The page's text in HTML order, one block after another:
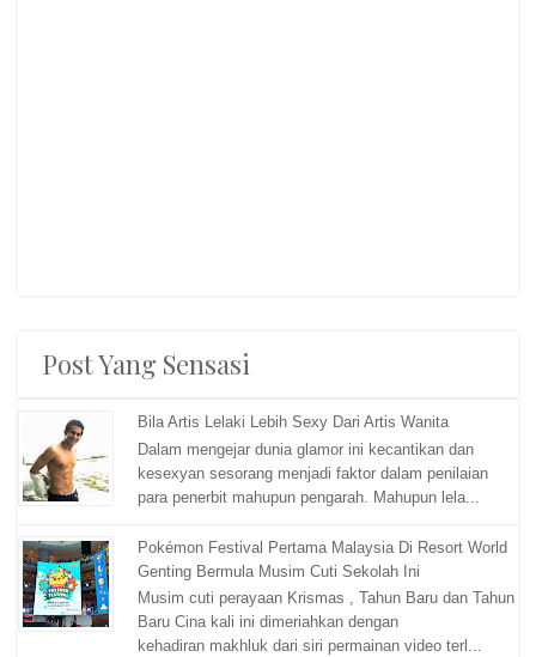
Post Yang Sensasi
Bila Artis Lelaki Lebih Sexy Dari Artis Wanita
Dalam mengejar dunia glamor ini kecantikan dan
kesexyan sesorang menjadi faktor dalam penilaian
para penerbit mahupun pengarah. Mahupun lela...
Pokémon Festival Pertama Malaysia Di Resort World
Genting Bermula Musim Cuti Sekolah Ini
Musim cuti perayaan Krismas , Tahun Baru dan Tahun
Baru Cina kali ini dimeriahkan dengan
kehadiran makhluk dari siri permainan video terl...